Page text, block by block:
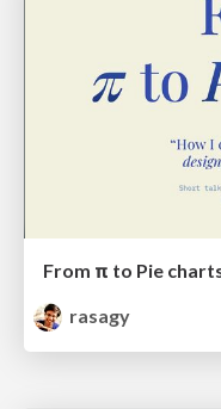
From π to Pie
rasagy